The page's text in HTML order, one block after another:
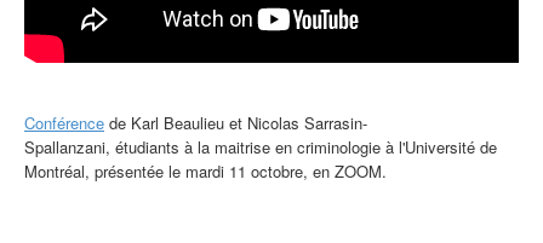
Conférence de Karl Beaulieu et Nicolas Sarrasin-
Spallanzani, étudiants à la maitrise en criminologie à l'Université de
Montréal, présentée le mardi 11 octobre, en ZOOM.